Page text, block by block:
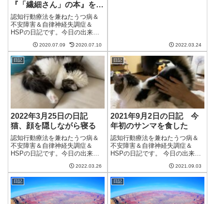
『「繊細さん」の本』を読
んだ
認知行動療法を兼ねたうつ病＆
不安障害＆自律神経失調症＆
HSPの日記です。今日の出来事
な中妻が図書館と買い物に行っ
てくれた。感謝しかないが、自
分がそれに協力できないのがつ
らい。早く良くなって協力した
い。HSPの人が...
2020.07.09 2020.07.10 2022.03.24
日記
2022年3月25日の日記
猫、顔を隠しながら寝る
認知行動療法を兼ねたうつ病＆
不安障害＆自律神経失調症＆
HSPの日記です。今日の出来事
なったのはうれしいのだけど、
気持ちよく晴れるということは
なく、なんとなく気分がざわつ
く。4月に入ってしばらくたたな
いと落ち着かな...
2022.03.26
日記
2021年9月2日の日記 今
年初のサンマを食した
認知行動療法を兼ねたうつ病＆
不安障害＆自律神経失調症＆
HSPの日記です。 今日の出来事
らず、肌寒い1日だった。ただ、
家のなかは夏の熱気が残ってお
り、蒸し暑い感じ。しばらくこ
の肌寒い天気が続くようなの
で、体調には...
2021.09.03
日記 日記